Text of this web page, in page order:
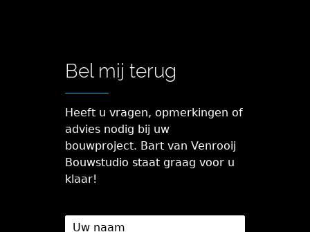
Bel mij terug
Heeft u vragen, opmerkingen of
advies nodig bij uw
bouwproject. Bart van Venrooij
Bouwstudio staat graag voor u
klaar!